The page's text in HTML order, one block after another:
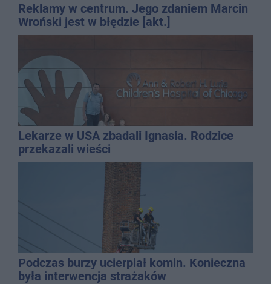
Reklamy w centrum. Jego zdaniem Marcin
Wroński jest w błędzie [akt.]
Lekarze w USA zbadali Ignasia. Rodzice
przekazali wieści
Podczas burzy ucierpiał komin. Konieczna
była interwencja strażaków